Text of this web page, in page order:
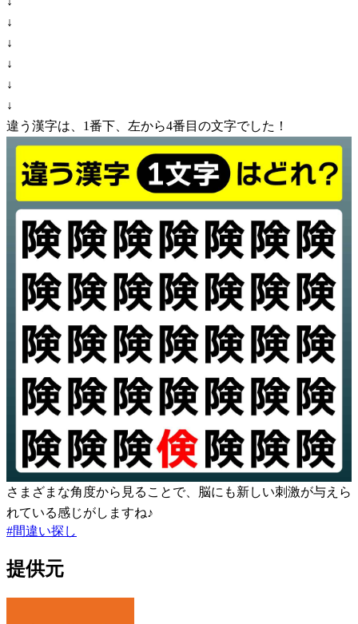
↓
↓
↓
↓
↓
違う漢字は、1番下、左から4番目の文字でした！
さまざまな角度から見ることで、脳にも新しい刺激が与えら
れている感じがしますね♪
#間違い探し
提供元